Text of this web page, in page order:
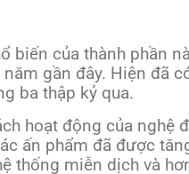
biến của thành phần
gần đây. Hiện đã
ba thập kỷ qua.
hoạt động của nghệ
ấn phẩm đã được
thống miễn dịch và